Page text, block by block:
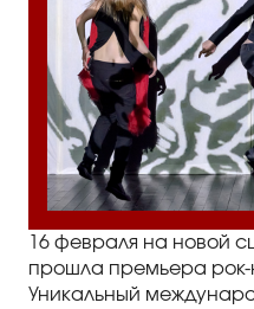
Правила группового
Порядок возврата
Новости
Репертуар
16 февраля на новой
прошла премьера рок-
Уникальный